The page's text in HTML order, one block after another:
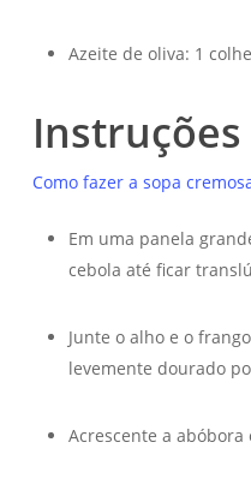
Azeite de oliva: 1
Instruções
Como fazer a sopa
Em uma panela
cebola até ficar
Junte o alho e o
levemente dourado
Acrescente a